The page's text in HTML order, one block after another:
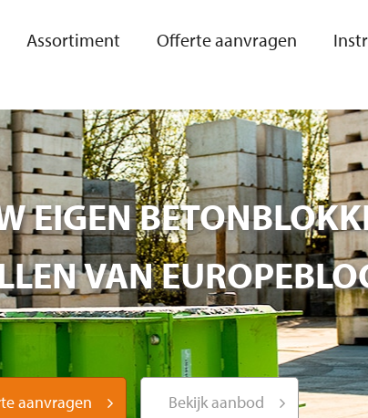
Assortiment Offerte aanvragen
EIGEN
VAN
aanvragen Bekijk aanbod